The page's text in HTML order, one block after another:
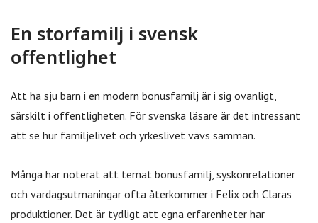
En storfamilj i svensk
offentlighet
Att ha sju barn i en modern bonusfamilj är i sig ovanligt,
särskilt i offentligheten. För svenska läsare är det intressant
att se hur familjelivet och yrkeslivet vävs samman.
Många har noterat att temat bonusfamilj, syskonrelationer
och vardagsutmaningar ofta återkommer i Felix och Claras
produktioner. Det är tydligt att egna erfarenheter har